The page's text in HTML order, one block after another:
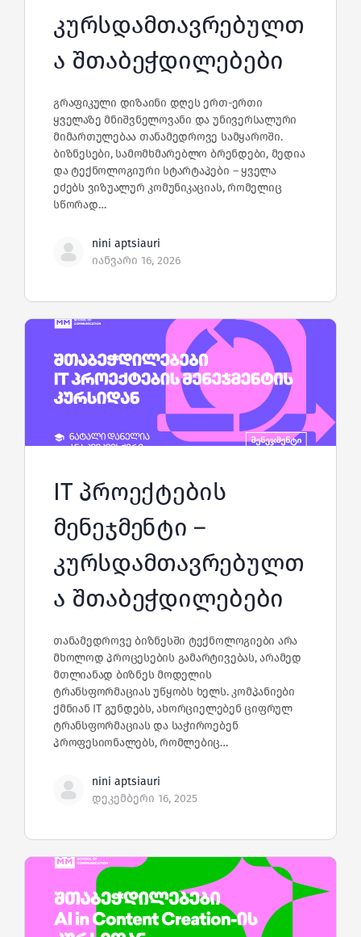
კურსდამთავრებულთ
ა შთაბეჭდილებები
გრაფიკული დიზაინი დღეს ერთ‑ერთი
ყველაზე მნიშვნელოვანი და უნივერსალური
მიმართულებაა თანამედროვე სამყაროში.
ბიზნესები, სამომხმარებლო ბრენდები, მედია
და ტექნოლოგიური სტარტაპები – ყველა
ეძებს ვიზუალურ კომუნიკაციას, რომელიც
სწორად…
nini aptsiauri
იანვარი 16, 2026
IT პროექტების
მენეჯმენტი –
კურსდამთავრებულთ
ა შთაბეჭდილებები
თანამედროვე ბიზნესში ტექნოლოგიები არა
მხოლოდ პროცესების გამარტივებას, არამედ
მთლიანად ბიზნეს მოდელის
ტრანსფორმაციას უწყობს ხელს. კომპანიები
ქმნიან IT გუნდებს, ახორციელებენ ციფრულ
ტრანსფორმაციას და საჭიროებენ
პროფესიონალებს, რომლებიც…
nini aptsiauri
დეკემბერი 16, 2025